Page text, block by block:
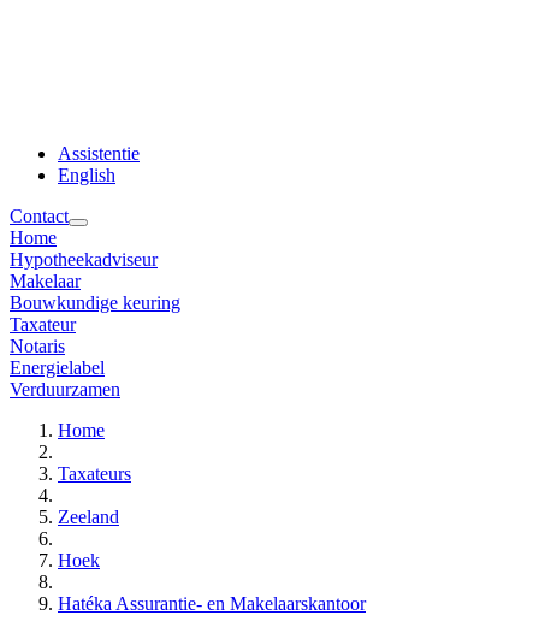
Assistentie
English
Contact
Home
Hypotheekadviseur
Makelaar
Bouwkundige keuring
Taxateur
Notaris
Energielabel
Verduurzamen
Home
Taxateurs
Zeeland
Hoek
Hatéka Assurantie- en Makelaarskantoor